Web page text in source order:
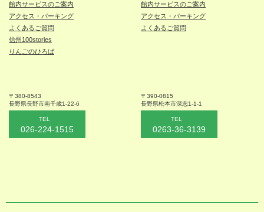
館内サービスのご案内
アクセス・パーキング
よくあるご質問
信州100stories
りんごのひろば
〒380-8543
長野県長野市南千歳1-22-6
TEL
026-224-1515
館内サービスのご案内
アクセス・パーキング
よくあるご質問
〒390-0815
長野県松本市深志1-1-1
TEL
0263-36-3139